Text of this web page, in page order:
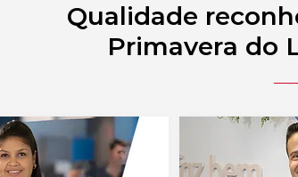
Qualidade
Primavera do